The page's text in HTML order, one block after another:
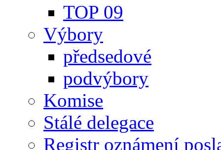
TOP 09
Výbory
předsedové
podvýbory
Komise
Stálé delegace
Registr oznámení